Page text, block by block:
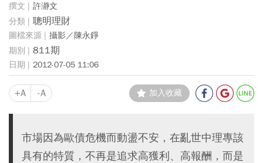
許瀞文
聰明理財
攝影／陳永錚
811期
2012-07-05 11:06
+A -A 加入收藏
市場因為歐債危機而動盪不安，在亂世中理專該
具有的特質，不再是追求高獲利、高報酬，而是